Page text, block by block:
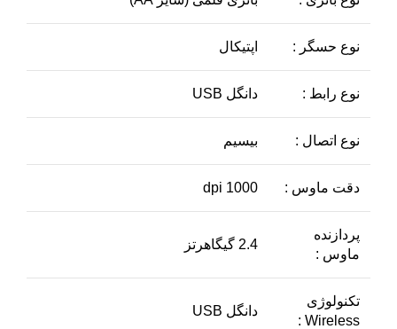
نوع حسگر : اپتیکال
نوع رابط : دانگل USB
نوع اتصال : بیسیم
دقت ماوس : 1000 dpi
پردازنده
ماوس :
2.4 گیگاهرتز
تکنولوژی
Wireless :
دانگل USB